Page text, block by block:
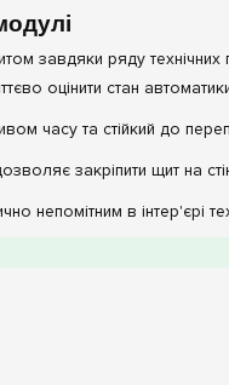
завдяки ряду технічних
оцінити стан
часу та стійкий до
закріпити щит на
непомітним в інтер'єрі
на 3 модулі